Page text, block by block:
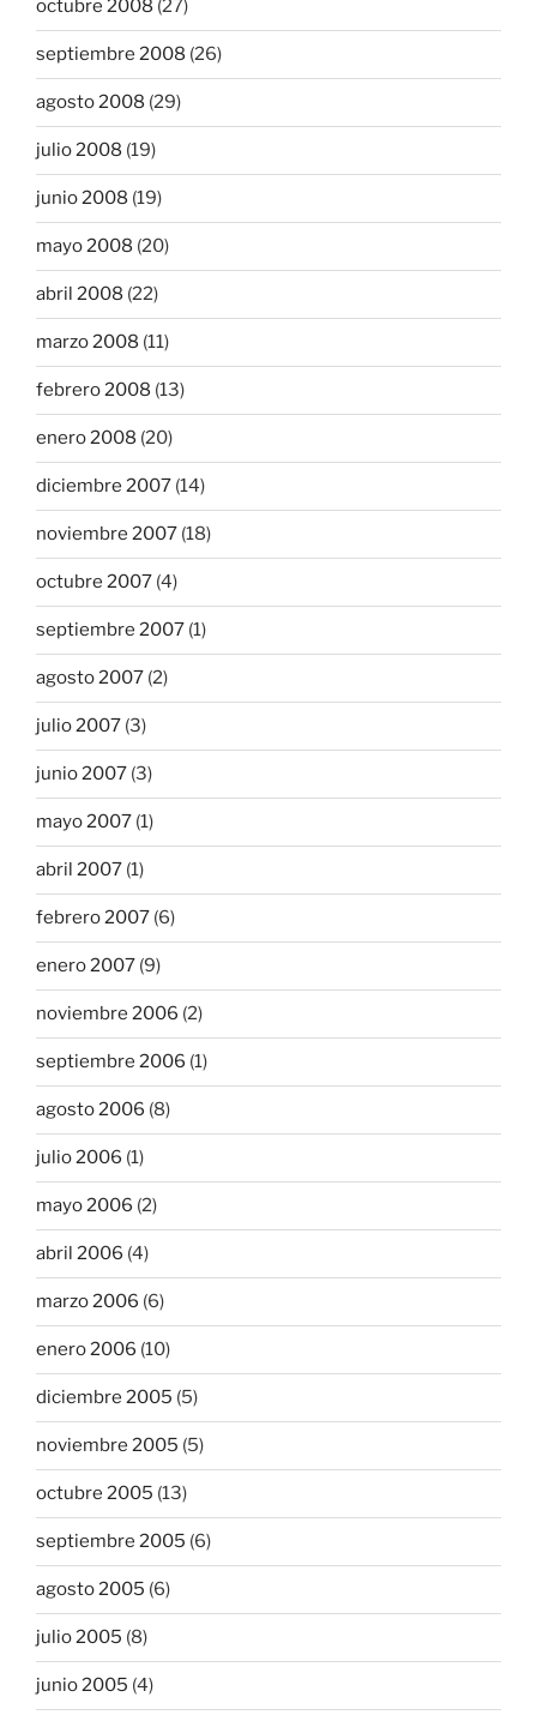
octubre 2008 (27)
septiembre 2008 (26)
agosto 2008 (29)
julio 2008 (19)
junio 2008 (19)
mayo 2008 (20)
abril 2008 (22)
marzo 2008 (11)
febrero 2008 (13)
enero 2008 (20)
diciembre 2007 (14)
noviembre 2007 (18)
octubre 2007 (4)
septiembre 2007 (1)
agosto 2007 (2)
julio 2007 (3)
junio 2007 (3)
mayo 2007 (1)
abril 2007 (1)
febrero 2007 (6)
enero 2007 (9)
noviembre 2006 (2)
septiembre 2006 (1)
agosto 2006 (8)
julio 2006 (1)
mayo 2006 (2)
abril 2006 (4)
marzo 2006 (6)
enero 2006 (10)
diciembre 2005 (5)
noviembre 2005 (5)
octubre 2005 (13)
septiembre 2005 (6)
agosto 2005 (6)
julio 2005 (8)
junio 2005 (4)